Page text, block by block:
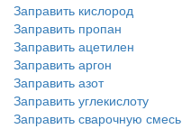
Заправить кислород
Заправить пропан
Заправить ацетилен
Заправить аргон
Заправить азот
Заправить углекислоту
Заправить сварочную смесь